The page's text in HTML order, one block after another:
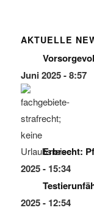
AKTUELLE
Juni 2025 - 8:57
Erbrecht:
2025 - 15:34
2025 - 12:54